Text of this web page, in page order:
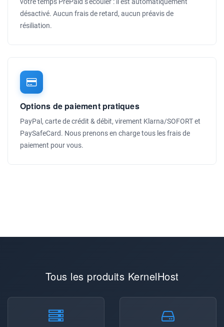
désactivé. Aucun frais de retard, aucun préavis de
résiliation.
Options de paiement pratiques
PayPal, carte de crédit & débit, virement Klarna/SOFORT et
PaySafeCard. Nous prenons en charge tous les frais de
paiement pour vous.
Tous les produits KernelHost